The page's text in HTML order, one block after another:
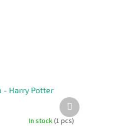
- Harry Potter
In stock(1 pcs)
Next
product